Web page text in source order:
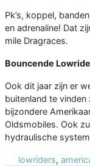
Pk’s, koppel,
en adrenaline! Dat
mile Dragraces.
Bouncende
Ook dit jaar zijn er
buitenland te
bijzondere
Oldsmobiles. Ook
hydraulische
lowriders,